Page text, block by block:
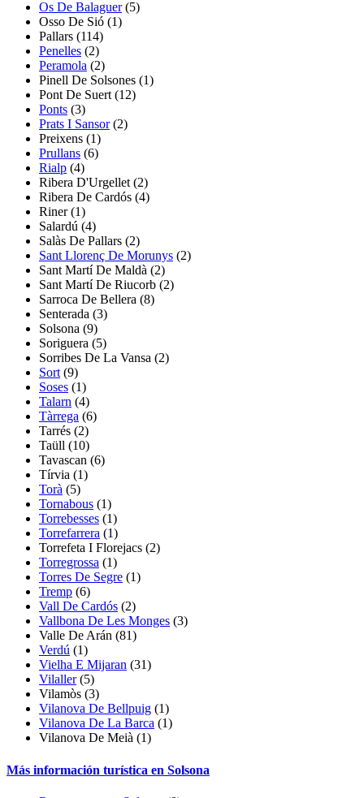
Os De Balaguer(5)
Osso De Sió (1)
Pallars (114)
Penelles (2)
Peramola (2)
Pinell De Solsones (1)
Pont De Suert(12)
Ponts (3)
Prats I Sansor(2)
Preixens (1)
Prullans (6)
Rialp (4)
Ribera D'Urgellet(2)
Ribera De Cardós (4)
Riner(1)
Salardú (4)
Salàs De Pallars (2)
Sant Llorenç De Morunys (2)
Sant Martí De Maldà (2)
Sant Martí De Riucorb (2)
Sarroca De Bellera (8)
Senterada (3)
Solsona (9)
Soriguera (5)
Sorribes De La Vansa (2)
Sort(9)
Soses (1)
Talarn (4)
Tàrrega (6)
Tarrés (2)
Taüll (10)
Tavascan (6)
Tírvia (1)
Torà (5)
Tornabous (1)
Torrebesses (1)
Torrefarrera (1)
Torrefeta I Florejacs (2)
Torregrossa (1)
Torres De Segre (1)
Tremp (6)
Vall De Cardós (2)
Vallbona De Les Monges (3)
Valle De Arán (81)
Verdú (1)
Vielha E Mijaran (31)
Vilaller(5)
Vilamòs (3)
Vilanova De Bellpuig (1)
Vilanova De La Barca (1)
Vilanova De Meià (1)
Más información turística en Solsona